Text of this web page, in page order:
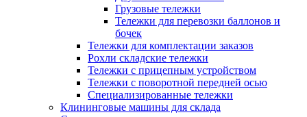
Грузовые тележки
Тележки для перевозки баллонов и
бочек
Тележки для комплектации заказов
Рохли складские тележки
Тележки с прицепным устройством
Тележки с поворотной передней осью
Специализированные тележки
Клининговые машины для склада